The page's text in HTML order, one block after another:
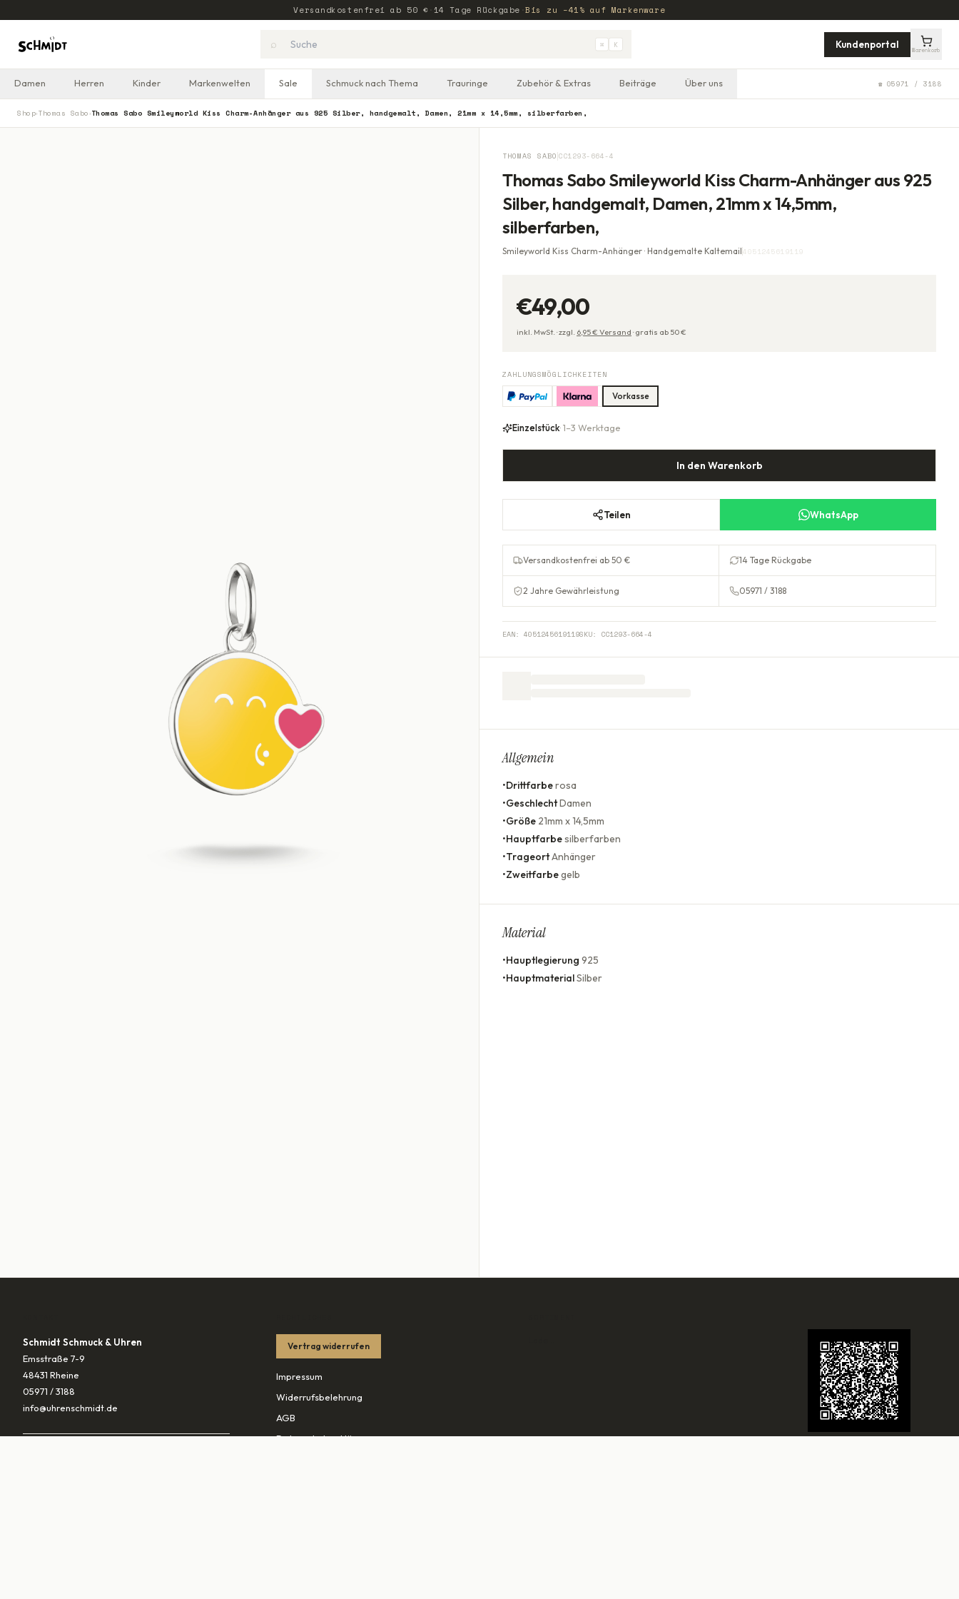
Versandkostenfrei ab 50 € · 14 Tage Rückgabe ·Bis zu −41% auf Markenware
⌕ ⌘ K Kundenportal
Warenkorb
Damen Herren Kinder Markenwelten Sale Schmuck nach Thema Trauringe Zubehör & Extras Beiträge Über uns ☎ 05971 / 3188
Shop›Thomas Sabo ›Thomas Sabo Smileyworld Kiss Charm-Anhänger aus 925 Silber, handgemalt, Damen, 21mm x 14,5mm, silberfarben,
THOMAS SABO CC1293-664-4
Thomas Sabo Smileyworld Kiss Charm-Anhänger aus 925
Silber, handgemalt, Damen, 21mm x 14,5mm,
silberfarben,
Smileyworld Kiss Charm-Anhänger · Handgemalte Kaltemail4051245619119
€49,00
inkl. MwSt. ·zzgl. 6,95€ Versand ·gratis ab 50€
ZAHLUNGSMÖGLICHKEITEN
Vorkasse
Einzelstück· 1–3 Werktage
In den Warenkorb
Teilen WhatsApp
Versandkostenfrei ab 50 € 14 Tage Rückgabe
2 Jahre Gewährleistung 05971 / 3188
EAN: 4051245619119SKU: CC1293-664-4
Allgemein
•Drittfarberosa
•GeschlechtDamen
•Größe 21mm x 14,5mm
•Hauptfarbesilberfarben
•TrageortAnhänger
•Zweitfarbegelb
Material
•Hauptlegierung 925
•HauptmaterialSilber
Schmidt Schmuck & Uhren
Emsstraße 7-9
48431 Rheine
05971 / 3188
info@uhrenschmidt.de
Vertrag widerrufen
Impressum
Widerrufsbelehrung
AGB
Datenschutzerklärung